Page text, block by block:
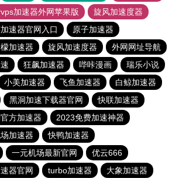
加速器外网苹果版
旋风加速度器
速器官网入口
原子加速器
加速器 旋风加速度器
外网网址导航
狂飙加速器 哔咔漫画
瑞乐小说
小美加速器 飞鱼加速器
白鲸加速器
黑洞加速下载器官网
快联加速器
方加速器
2023免费加速神器
加速器
快鸭加速器
一元机场最新官网
优云666
器官网 turbo加速器
大象加速器